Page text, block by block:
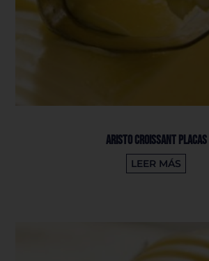
Aristo Croissant Placas
LEER MÁS